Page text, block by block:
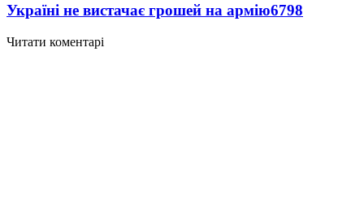
Україні не вистачає грошей на армію6798
Читати коментарі